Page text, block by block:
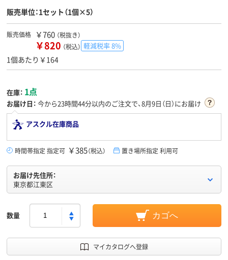
販売単位：1セット（1個×5）
販売価格 ￥760 （税抜き）
￥820 （税込） 軽減税率 8%
1個あたり￥164
在庫： 1点
お届け日： 今から23時間44分以内のご注文で、8月9日（日）にお届け
アスクル在庫商品
時間帯指定 指定可 ￥385（税込） 置き場所指定 利用可
お届け先住所：
東京都江東区
数量 カゴへ
マイカタログへ登録